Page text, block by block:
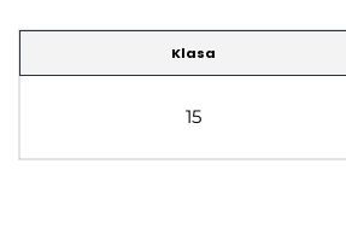
Klasa
15